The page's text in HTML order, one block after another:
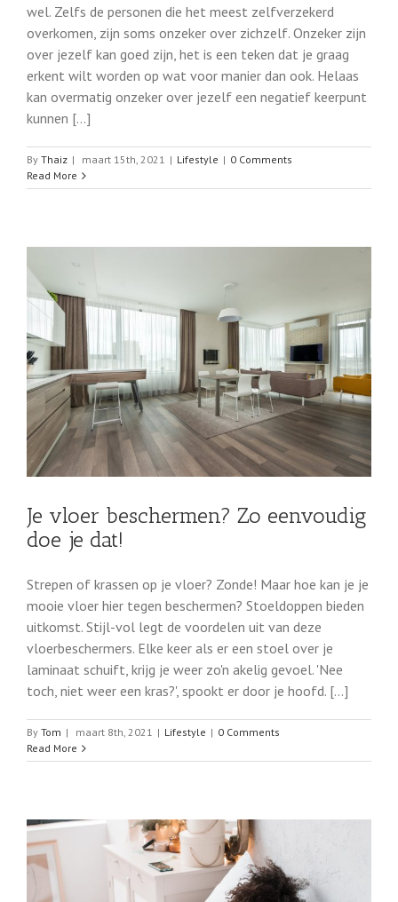
wel. Zelfs de personen die het meest zelfverzekerd
overkomen, zijn soms onzeker over zichzelf. Onzeker zijn
over jezelf kan goed zijn, het is een teken dat je graag
erkent wilt worden op wat voor manier dan ook. Helaas
kan overmatig onzeker over jezelf een negatief keerpunt
kunnen [...]
By Thaiz | maart 15th, 2021 | Lifestyle | 0 Comments
Read More
Je vloer beschermen? Zo eenvoudig
doe je dat!
Strepen of krassen op je vloer? Zonde! Maar hoe kan je je
mooie vloer hier tegen beschermen? Stoeldoppen bieden
uitkomst. Stijl-vol legt de voordelen uit van deze
vloerbeschermers. Elke keer als er een stoel over je
laminaat schuift, krijg je weer zo'n akelig gevoel. 'Nee
toch, niet weer een kras?', spookt er door je hoofd. [...]
By Tom | maart 8th, 2021 | Lifestyle | 0 Comments
Read More